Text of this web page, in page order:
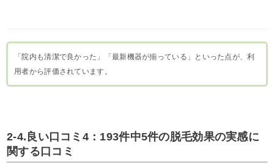
「院内も清潔で良かった」「最新機器が揃っている」といった点が、利
用者から評価されています。
2-4.良い口コミ4：193件中5件の脱毛効果の実感に
関する口コミ